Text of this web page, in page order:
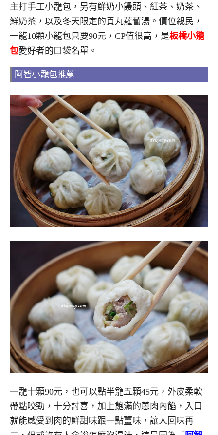
主打手工小籠包，另有鮮奶小饅頭、紅茶、奶茶、
鮮奶茶，以及冬天限定的貢丸蘿蔔湯。價位親民，
一籠10顆小籠包只要90元，CP值很高，是板橋小籠
包愛好者的口袋名單。
阿智小籠包推薦
一籠十顆90元，也可以點半籠五顆45元，外皮柔軟
帶點咬勁，十分討喜，加上飽滿的蒽肉內餡，入口
就能感受到肉的鮮甜味跟一點薑味，讓人回味再